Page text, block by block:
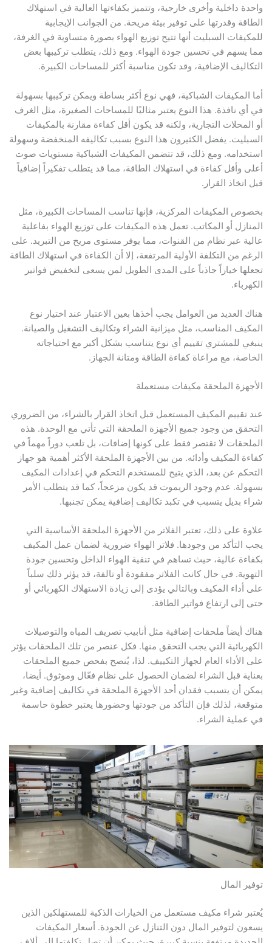
واحدة داخلية وأخرى خارجية، وتتميز بكفاءتها العالية في استهلاك
الطاقة وقدرتها على توفير بيئة مريحة. من الجوانب الإيجابية
للمكيفات السبليت أنها تتيح توزيع الهواء بصورة متساوية في الغرفة،
مما يسهم في تحسين جودة الهواء. ومع ذلك، يتطلب تركيبها بعض
التكاليف الإضافية، وقد تكون مناسبة أكثر للمساحات الكبيرة.
أما المكيفات الشباكية، فهي نوع أكثر بساطة ويمكن تركيبها بسهولة
في أي نافذة. هذا النوع يعتبر مثاليًا للمساحات الصغيرة، مثل الغرف
أو المحلات التجارية، ولكنه قد يكون أقل كفاءة مقارنة بالمكيفات
السبليت. يفضل الكثيرون هذا النوع بسبب تكاليفه المنخفضة وسهولة
استخدامه. ومع ذلك، قد تتضمن المكيفات الشباكية مستويات صوت
أعلى وأقل كفاءة في استهلاك الطاقة، مما قد يتطلب تفكيراً إضافياً
قبل اتخاذ القرار.
بخصوص المكيفات المركزية، فإنها تناسب المساحات الكبيرة، مثل
المنازل أو المكاتب. تعمل هذه المكيفات على توزيع الهواء بفاعلية
عالية عبر نظام من القنوات، مما يوفر مستوى مريح من التبريد. على
الرغم من التكلفة الأولية المرتفعة، إلا أن الكفاءة في استهلاك الطاقة
تجعلها خياراً جاذباً على المدى الطويل لمن يسعى لتخفيض فواتير
الكهرباء.
هناك العديد من العوامل يجب أخذها بعين الاعتبار عند اختيار نوع
المكيف المناسب، مثل ميزانية الشراء وتكاليف التشغيل والصيانة.
ينبغي للمشتري تقييم أي نوع يتناسب بشكل أكبر مع احتياجاته
الخاصة، مع مراعاة كفاءة الطاقة ومتانة الجهاز.
الأجهزة الملحقة مكيفات مستعملة
عند تقييم المكيف المستعمل قبل اتخاذ القرار بالشراء، من الضروري
التحقق من وجود جميع الأجهزة الملحقة التي تأتي مع الوحدة. هذه
الملحقات لا تقتصر فقط على كونها إضافات، بل تلعب دوراً مهماً في
كفاءة المكيف وأدائه. من بين الأجهزة الملحقة الأكثر أهمية هو جهاز
التحكم عن بعد، الذي يتيح للمستخدم التحكم في إعدادات المكيف
بسهولة. عدم وجود الريموت قد يكون مزعجاً، كما قد يتطلب الأمر
شراء بديل يتسبب في تكبد تكاليف إضافية يمكن تجنبها.
علاوة على ذلك، تعتبر الفلاتر من الأجهزة الملحقة الأساسية التي
يجب التأكد من وجودها. فلاتر الهواء ضرورية لضمان عمل المكيف
بكفاءة عالية، حيث تساهم في تنقية الهواء الداخل وتحسين جودة
التهوية. في حال كانت الفلاتر مفقودة أو تالفة، قد يؤثر ذلك سلباً
على أداء المكيف وبالتالي يؤدى إلى زيادة الاستهلاك الكهربائي أو
حتى إلى ارتفاع فواتير الطاقة.
هناك أيضاً ملحقات إضافية مثل أنابيب تصريف المياه والتوصيلات
الكهربائية التي يجب التحقق منها. فكل عنصر من تلك الملحقات يؤثر
على الأداء العام لجهاز التكييف. لذا، يُنصح بفحص جميع الملحقات
بعناية قبل الشراء لضمان الحصول على نظام فعّال وموثوق. أيضا،
يمكن أن يتسبب فقدان أحد الأجهزة الملحقة في تكاليف إضافية وغير
متوقعة، لذلك فإن التأكد من جودتها وحضورها يعتبر خطوة حاسمة
في عملية الشراء.
توفير المال
يُعتبر شراء مكيف مستعمل من الخيارات الذكية للمستهلكين الذين
يسعون لتوفير المال دون التنازل عن الجودة. أسعار المكيفات